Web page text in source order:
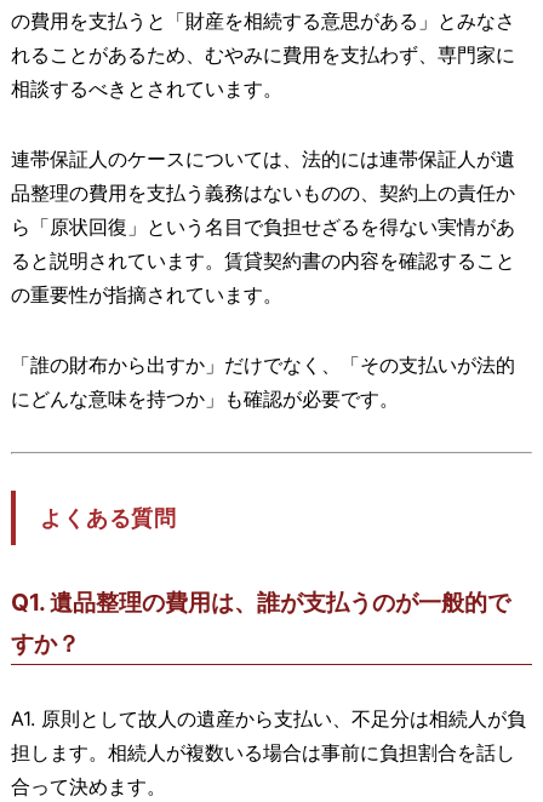
の費用を支払うと「財産を相続する意思がある」とみなさ
れることがあるため、むやみに費用を支払わず、専門家に
相談するべきとされています。
連帯保証人のケースについては、法的には連帯保証人が遺
品整理の費用を支払う義務はないものの、契約上の責任か
ら「原状回復」という名目で負担せざるを得ない実情があ
ると説明されています。賃貸契約書の内容を確認すること
の重要性が指摘されています。
「誰の財布から出すか」だけでなく、「その支払いが法的
にどんな意味を持つか」も確認が必要です。
よくある質問
Q1. 遺品整理の費用は、誰が支払うのが一般的で
すか？
A1. 原則として故人の遺産から支払い、不足分は相続人が負
担します。相続人が複数いる場合は事前に負担割合を話し
合って決めます。